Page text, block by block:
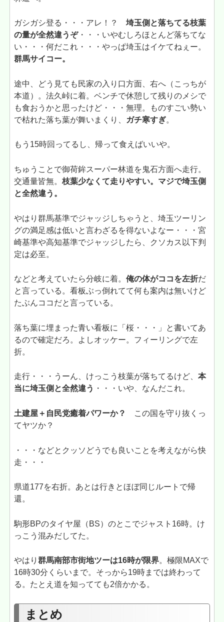
ガシガシ登る・・・アレ！？埼玉側と落ちてる枝葉
の量が全然違うぞ・・・いやむしろほとんど落ちてな
い・・・何だこれ・・・やっぱ埼玉はイケてねぇー。
群馬サイコー。
途中、どう見ても民家の入り口方面、右へ（こっちが
本道）。法久峠に着。ベンチで休憩して残りのメシで
も食おうかと思ったけど・・・無理。ものすごい勢い
で枯れた落ち葉が舞いまくり、
ガチ寒すぎ。
もう15時回ってるし、帰って食えばいいや。
ちゅうことで御荷鉾スーパー林道を鬼石方面へ走行。
交通量皆無。枝葉少なくて走りやすい。マジで埼玉側
と全然違う。
やはり群馬基準でジャッジしちゃうと、埼玉ツーリン
グの満足感は低いと言わざるを得ないよなー・・・宮
崎基準や高知基準でジャッジしたら、クソカス以下判
定は必至。
などと考えていたら分岐に着。俺の体がココを左折だ
と言っている。看板ぶっ倒れてて何も案内は無いけど
たぶんココだと言っている。
落ち葉に埋まった青い看板に「桜・・・」と書いてあ
るので確定だろ。よしオッケー。フィーリングで左
折。
走行・・・うーん、けっこう枝葉が落ちてるけど、本
当に埼玉側と全然違う ・・・いや、なんだこれ。
土建屋＋自民党癒着パワーか？
この国を守り抜くっ
てヤツか？
・・・などとクッソどうでも良いことを考えながら快
走・・・
県道177を右折。あとは行きとほぼ同じルートで帰
還。
駒形BPのタイヤ屋（BS）のとこでジャスト16時。け
っこう混みだしてた。
やはり群馬南部市街地ツーは16時が限界。極限MAXで
16時30分くらいまで。そっから19時までは終わって
る。たとえ道を知ってても2倍かかる。
まとめ